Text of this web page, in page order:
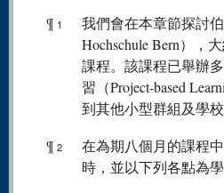
¶ 1
我們會在本章節探討伯
Hochschule Bern），
課程。該課程已舉辦
習（Project-based
到其他小型群組及學校
¶ 2
在為期八個月的課程
時，並以下列各點為